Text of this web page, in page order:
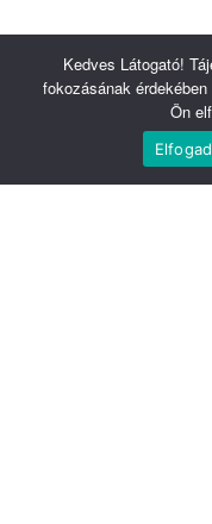
Kedves Látogató!
fokozásának
Ön